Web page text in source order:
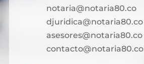
notaria@notaria80.co
djuridica@notaria80.co
asesores@notaria80.co
contacto@notaria80.co ​